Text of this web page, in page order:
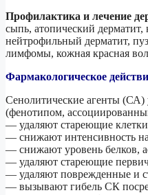
Профилактика и лечение
сыпь, атопический дерматит,
нейтрофильный дерматит,
лимфомы, кожная красная
Фармакологическое
Сенолитические агенты
(фенотипом,
— удаляют стареющие
— снижают интенсивность
— снижают уровень белков,
— удаляют стареющие
— удаляют поврежденные и
— вызывают гибель СК